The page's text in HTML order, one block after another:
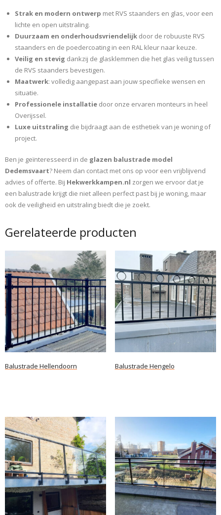
Strak en modern ontwerp met RVS staanders en glas, voor een
lichte en open uitstraling.
Duurzaam en onderhoudsvriendelijk door de robuuste RVS
staanders en de poedercoating in een RAL kleur naar keuze.
Veilig en stevig dankzij de glasklemmen die het glas veilig tussen
de RVS staanders bevestigen.
Maatwerk: volledig aangepast aan jouw specifieke wensen en
situatie.
Professionele installatie door onze ervaren monteurs in heel
Overijssel.
Luxe uitstraling die bijdraagt aan de esthetiek van je woning of
project.
Ben je geïnteresseerd in de glazen balustrade model
Dedemsvaart? Neem dan contact met ons op voor een vrijblijvend
advies of offerte. Bij Hekwerkkampen.nl zorgen we ervoor dat je
een balustrade krijgt die niet alleen perfect past bij je woning, maar
ook de veiligheid en uitstraling biedt die je zoekt.
Gerelateerde producten
Balustrade Hellendoorn Balustrade Hengelo